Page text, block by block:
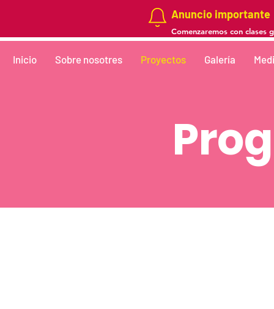
Anuncio importante
Comenzaremos con
Inicio Sobre nosotres Proyectos Galería